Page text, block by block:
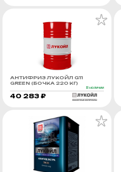
АНТИФРИЗ ЛУКОЙЛ G11
GREEN (БОЧКА 220 КГ)
В наличии
40 283 ₽